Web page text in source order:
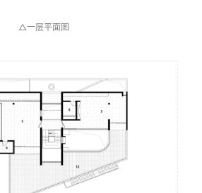
△一层平面图